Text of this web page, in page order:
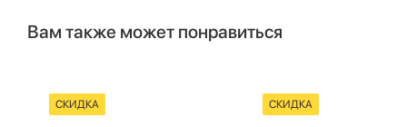
Вам также может понравиться
СКИДКА СКИДКА